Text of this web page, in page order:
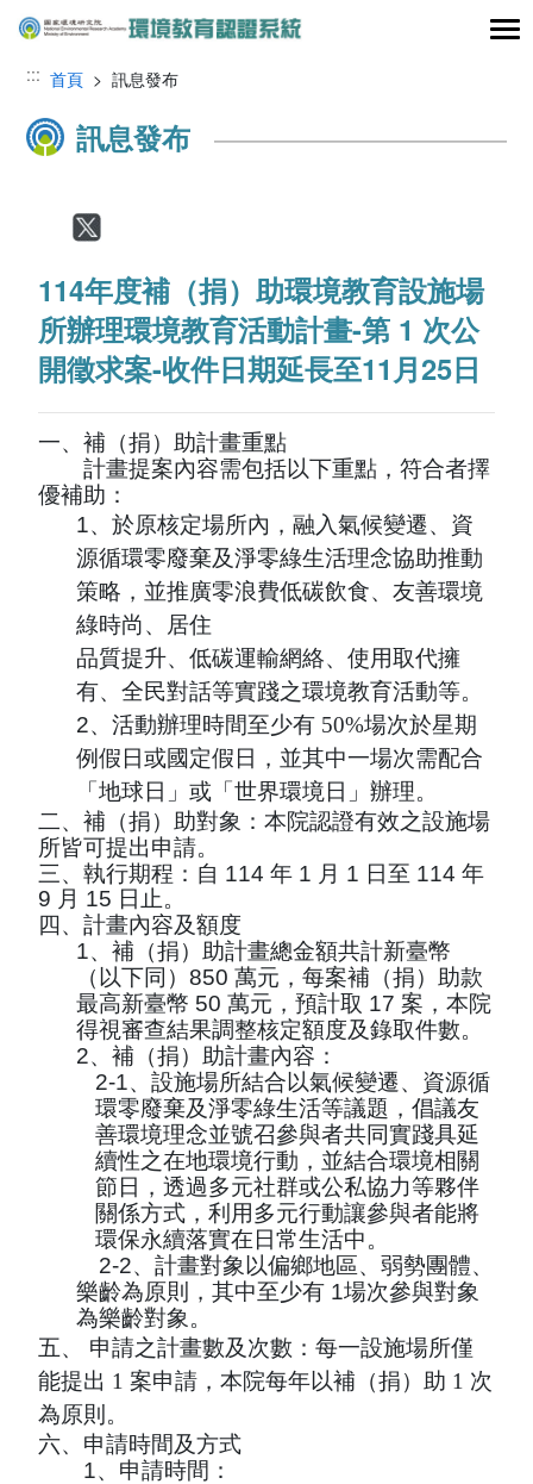
跳到主要內容區塊
::: 首頁 > 訊息發布
訊息發布
Facebook
Twitter
114年度補（捐）助環境教育設施場
所辦理環境教育活動計畫-第 1 次公
開徵求案-收件日期延長至11月25日
一、補（捐）助計畫重點
計畫提案內容需包括以下重點，符合者擇
優補助：
1、於原核定場所內，融入氣候變遷、資
源循環零廢棄及淨零綠生活理念協助推動
策略，並推廣零浪費低碳飲食、友善環境
綠時尚、居住
品質提升、低碳運輸網絡、使用取代擁
有、全民對話等實踐之環境教育活動等。
2、活動辦理時間至少有 50%場次於星期
例假日或國定假日，並其中一場次需配合
「地球日」或「世界環境日」辦理。
二、補（捐）助對象：本院認證有效之設施場
所皆可提出申請。
三、執行期程：自 114年 1 月 1 日至 114 年
9 月 15 日 止。
四、計畫內容及額度
1、補（捐）助計畫總金額共計新臺幣
（以下同）850萬元，每案補（捐）助款
最高新臺幣 50萬元，預計取 17案，本院
得視審查結果調整核定額度及錄取件數。
2、補（捐）助計畫內容：
2-1、設施場所結合以氣候變遷、資源循
環零廢棄及淨零綠生活等議題，倡議友
善環境理念並號召參與者共同實踐具延
續性之在地環境行動，並結合環境相關
節日，透過多元社群或公私協力等夥伴
關係方式，利用多元行動讓參與者能將
環保永續落實在日常生活中。
2-2、計畫對象以偏鄉地區、弱勢團體、
樂齡為原則，其中至少有 1場次參與對象
為樂齡對象。
五、
申請之計畫數及次數：每一設施場所僅
能提出 1 案申請，本院每年以補 （捐）助 1 次
為原則。
六、申請時間及方式
1、申請時間：